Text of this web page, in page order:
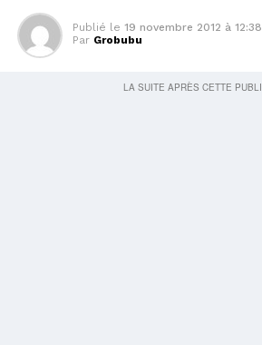
Publié le 19 novembre 2012 à 12:38
Par Grobubu